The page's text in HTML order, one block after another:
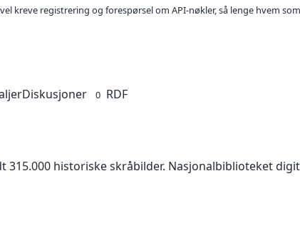
kreve registrering og forespørsel om API-nøkler, så lenge hvem
Diskusjoner 0 RDF
historiske skråbilder. Nasjonalbiblioteket